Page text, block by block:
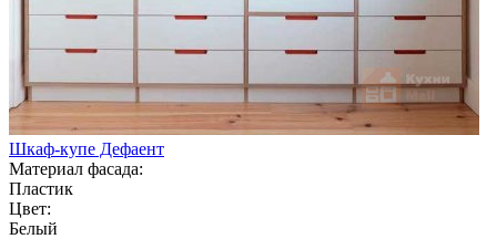
Шкаф-купе Дефаент
Материал фасада:
Пластик
Цвет:
Белый